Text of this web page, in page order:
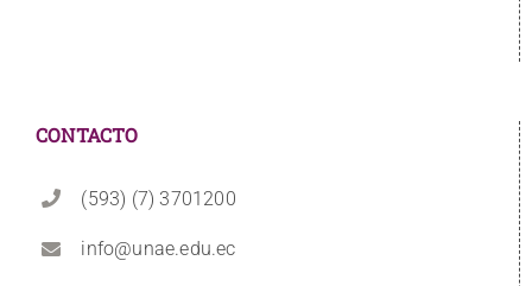
CONTACTO
(593) (7) 3701200
info@unae.edu.ec